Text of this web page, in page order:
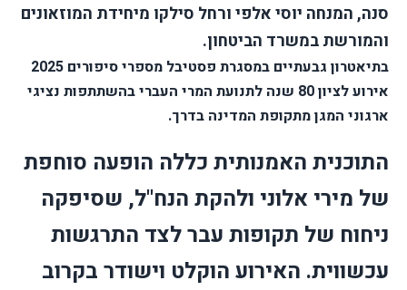
סנה, המנחה יוסי אלפי ורחל סילקו מיחידת המוזאונים
והמורשת במשרד הביטחון.
אירוע לציון 80 שנה לתנועת המרי העברי בהשתתפות נציגי
ארגוני המגן מתקופת המדינה בדרך.
התוכנית האמנותית כללה הופעה סוחפת
של מירי אלוני ולהקת הנח"ל, שסיפקה
ניחוח של תקופות עבר לצד התרגשות
עכשווית. האירוע הוקלט וישודר בקרוב